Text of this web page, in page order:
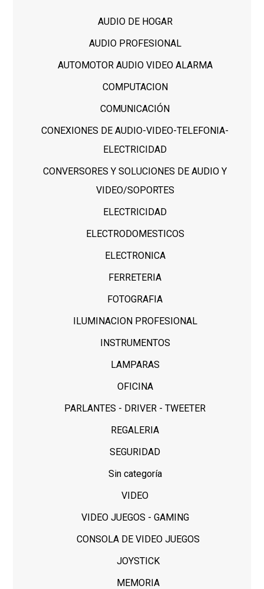
AUDIO DE HOGAR
AUDIO PROFESIONAL
AUTOMOTOR AUDIO VIDEO ALARMA
COMPUTACION
COMUNICACIÓN
CONEXIONES DE AUDIO-VIDEO-TELEFONIA-
ELECTRICIDAD
CONVERSORES Y SOLUCIONES DE AUDIO Y
VIDEO/SOPORTES
ELECTRICIDAD
ELECTRODOMESTICOS
ELECTRONICA
FERRETERIA
FOTOGRAFIA
ILUMINACION PROFESIONAL
INSTRUMENTOS
LAMPARAS
OFICINA
PARLANTES - DRIVER - TWEETER
REGALERIA
SEGURIDAD
Sin categoría
VIDEO
VIDEO JUEGOS - GAMING
CONSOLA DE VIDEO JUEGOS
JOYSTICK
MEMORIA